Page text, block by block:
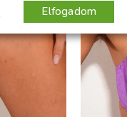
Elfogadom